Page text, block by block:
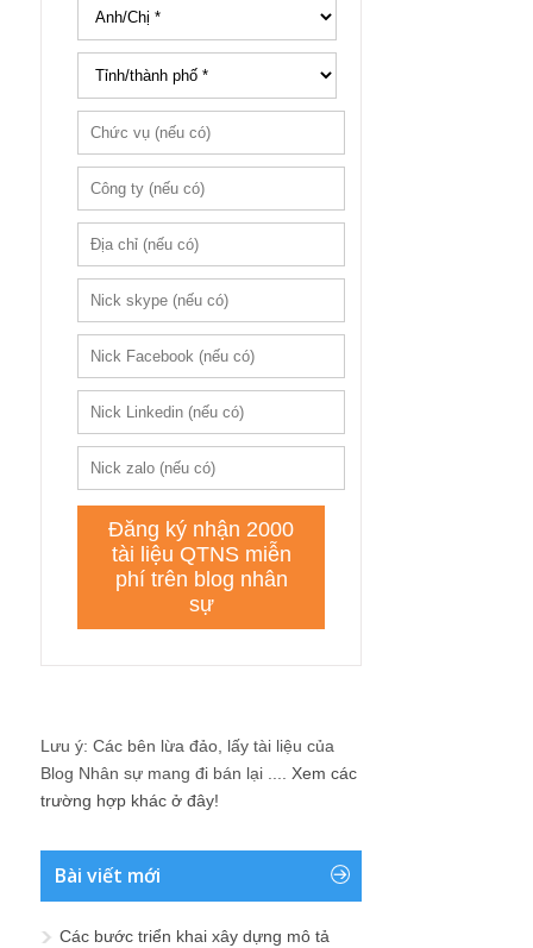
Lưu ý: Các bên lừa đảo, lấy tài liệu của
Blog Nhân sự mang đi bán lại .... Xem các
trường hợp khác ở đây!
Bài viết mới
Các bước triển khai xây dựng mô tả